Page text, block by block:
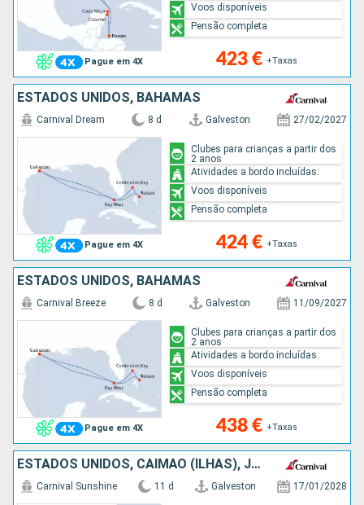
Pague em 4X 423 € +Taxas
Voos disponíveis
Pensão completa
ESTADOS UNIDOS, BAHAMAS
Pague em 4X
Carnival Dream 8 d Galveston 27/02/2027
424 € +Taxas
Clubes para crianças a partir dos
2 anos
Atividades a bordo incluídas:
Voos disponíveis
Pensão completa
ESTADOS UNIDOS, BAHAMAS
Pague em 4X
Carnival Breeze 8 d Galveston 11/09/2027
438 € +Taxas
Clubes para crianças a partir dos
2 anos
Atividades a bordo incluídas:
Voos disponíveis
Pensão completa
ESTADOS UNIDOS, CAIMÃO (ILHAS), JAMAICA, HONDURAS, BELIZE, CARAIBAS - MEXICO
Carnival Sunshine 11 d Galveston 17/01/2028